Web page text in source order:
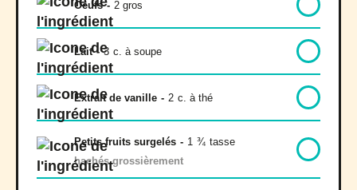
Oeufs - 2 gros
Lait - 3 c. à soupe
Extrait de vanille - 2 c. à thé
Petits fruits surgelés - 1 ¾ tasse
hachés grossièrement